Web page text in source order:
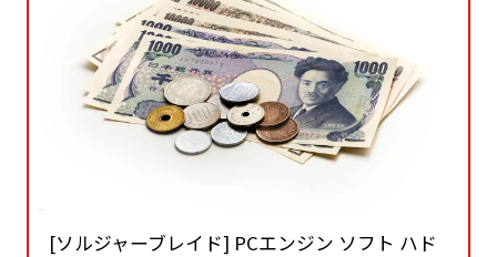
[ソルジャーブレイド] PCエンジン ソフト ハド